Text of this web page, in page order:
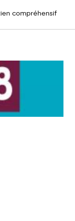
compréhensif